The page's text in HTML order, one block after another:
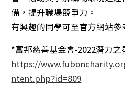
備，提升職場競爭力。
有興趣的同學可至官方網站參
*富邦慈善基金會-2022潛力之
https://
ntent.php?id=809